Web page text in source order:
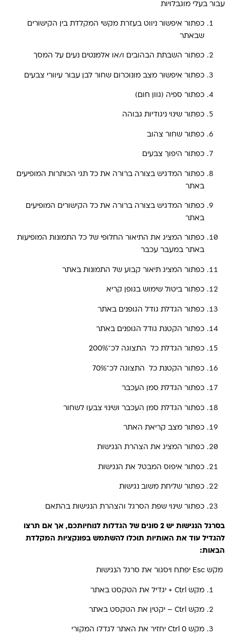
עבור בעלי מוגבלויות
כפתור איפשור ניווט בעזרת מקשי המקלדת בין הקישורים
שבאתר
כפתור השבתת הבהובים ו/או אלמנטים נעים על המסך
כפתור איפשור מצב מונוכרום שחור לבן עבור עיוורי צבעים
כפתור ספיה (גוון חום)
כפתור שינוי ניגודיות גבוהה
כפתור שחור צהוב
כפתור היפוך צבעים
כפתור המדגיש בצורה ברורה את כל תגי הכותרות המופיעים
באתר
כפתור המדגיש בצורה ברורה את כל הקישורים המופיעים
באתר
כפתור המציג את התיאור החלופי של כל התמונות המופיעות
באתר במעבר עכבר
כפתור המציג תיאור קבוע של התמונות באתר
כפתור ביטול שימוש בגופן קריא
כפתור הגדלת גודל הגופנים באתר
כפתור הקטנת גודל הגופנים באתר
כפתור הגדלת כל התצוגה לכ־200%
כפתור הקטנת כל התצוגה לכ־70%
כפתור הגדלת סמן העכבר
כפתור הגדלת סמן העכבר ושינוי צבעו לשחור
כפתור מצב קריאת האתר
כפתור המציג את הצהרת הנגישות
כפתור איפוס המבטל את הנגישות
כפתור שליחת משוב נגישות
כפתור שינוי שפת הסרגל והצהרת הנגישות בהתאם
בסרגל הנגישות יש 2 סוגים של הגדלות לנוחיותכם, אך אם תרצו
להגדיל עוד את האותיות תוכלו להשתמש בפונקציות המקלדת
הבאות:
מקש Esc יפתח ויסגור את סרגל הנגישות
מקש Ctrl + יגדיל את הטקסט באתר
מקש Ctrl – יקטין את הטקסט באתר
מקש Ctrl 0 יחזיר את האתר לגדלו המקורי